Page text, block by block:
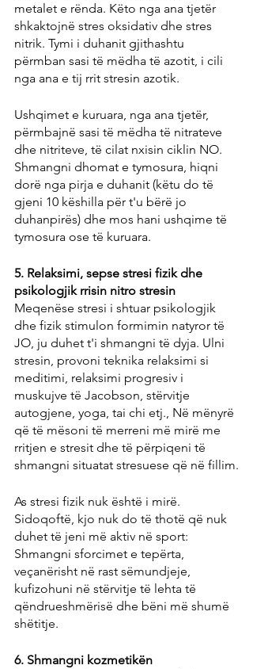
metalet e rënda. Këto nga ana tjetër
shkaktojnë stres oksidativ dhe stres
nitrik. Tymi i duhanit gjithashtu
përmban sasi të mëdha të azotit, i cili
nga ana e tij rrit stresin azotik.
Ushqimet e kuruara, nga ana tjetër,
përmbajnë sasi të mëdha të nitrateve
dhe nitriteve, të cilat nxisin ciklin NO.
Shmangni dhomat e tymosura, hiqni
dorë nga pirja e duhanit (këtu do të
gjeni 10 këshilla për t'u bërë jo
duhanpirës) dhe mos hani ushqime të
tymosura ose të kuruara.
5. Relaksimi, sepse stresi fizik dhe
psikologjik rrisin nitro stresin
Meqenëse stresi i shtuar psikologjik
dhe fizik stimulon formimin natyror të
JO, ju duhet t'i shmangni të dyja. Ulni
stresin, provoni teknika relaksimi si
meditimi, relaksimi progresiv i
muskujve të Jacobson, stërvitje
autogjene, yoga, tai chi etj., Në mënyrë
që të mësoni të merreni më mirë me
rritjen e stresit dhe të përpiqeni të
shmangni situatat stresuese që në fillim.
As stresi fizik nuk është i mirë.
Sidoqoftë, kjo nuk do të thotë që nuk
duhet të jeni më aktiv në sport:
Shmangni sforcimet e tepërta,
veçanërisht në rast sëmundjeje,
kufizohuni në stërvitje të lehta të
qëndrueshmërisë dhe bëni më shumë
shëtitje.
6. Shmangni kozmetikën